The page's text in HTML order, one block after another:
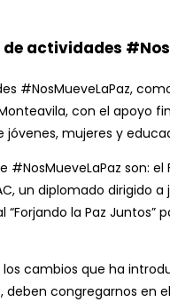
actividades
#NosMueveLaPaz,
con el apoyo
mujeres y
son:
un diplomado dirigido
la Paz
cambios que ha
congregarnos